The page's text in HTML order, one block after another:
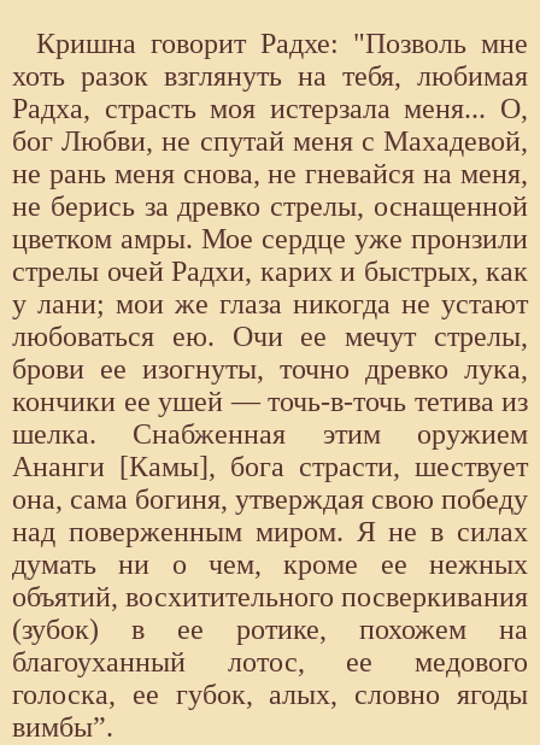
Кришна говорит Радхе: "Позволь мне
хоть разок взглянуть на тебя, любимая
Радха, страсть моя истерзала меня... О,
бог Любви, не спутай меня с Махадевой,
не рань меня снова, не гневайся на меня,
не берись за древко стрелы, оснащенной
цветком амры. Мое сердце уже пронзили
стрелы очей Радхи, карих и быстрых, как
у лани; мои же глаза никогда не устают
любоваться ею. Очи ее мечут стрелы,
брови ее изогнуты, точно древко лука,
кончики ее ушей — точь-в-точь тетива из
шелка. Снабженная этим оружием
Ананги [Камы], бога страсти, шествует
она, сама богиня, утверждая свою победу
над поверженным миром. Я не в силах
думать ни о чем, кроме ее нежных
объятий, восхитительного посверкивания
(зубок) в ее ротике, похожем на
благоуханный лотос, ее медового
голоска, ее губок, алых, словно ягоды
вимбы”.